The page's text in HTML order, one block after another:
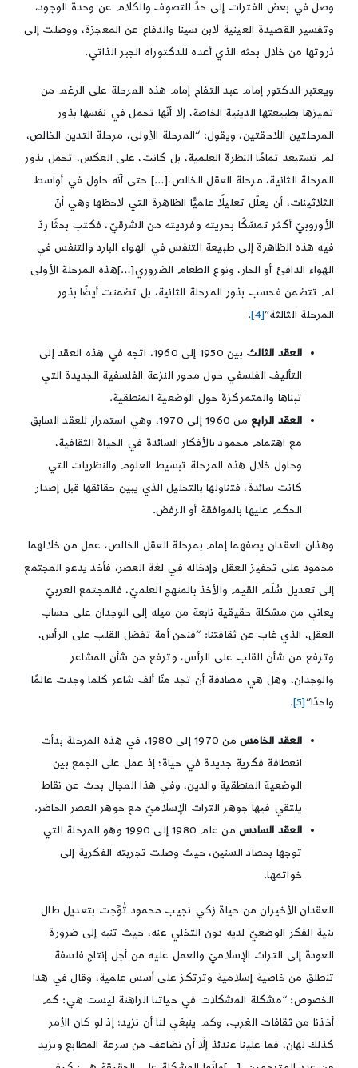
وصل في بعض الفترات إلى حدِّ التصوف والكلام عن وحدة الوجود،
وتفسير القصيدة العينية لابن سينا والدفاع عن المعجزة، ووصلت إلى
ذروتها من خلال بحثه الذي أعده للدكتوراه الجبر الذاتي.
ويعتبر الدكتور إمام عبد التفاح إمام هذه المرحلة على الرغم من
تميزها بطبيعتها الدينية الخاصة، إلا أنّها تحمل في نفسها بذور
المرحلتين اللاحقتين، ويقول: “المرحلة الأولى، مرحلة التدين الخالص،
لم تستبعد تمامًا النظرة العلمية، بل كانت، على العكس، تحمل بذور
المرحلة الثانية، مرحلة العقل الخالص،[…] حتى أنّه حاول في أواسط
الثلاثينات، أن يعلّل تعليلًا علميًّا الظاهرة التي لاحظها وهي أنّ
الأوروبيّ أكثر تمسّكًا بحريته وفرديته من الشرقيّ، فكتب بحثًا ردّ
فيه هذه الظاهرة إلى طبيعة التنفس في الهواء البارد والتنفس في
الهواء الدافئ أو الحار، ونوع الطعام الضروري[…]هذه المرحلة الأولى
لم تتضمن فحسب بذور المرحلة الثانية، بل تضمنت أيضًا بذور
المرحلة الثالثة”[4]
.
العقد الثالث
بين 1950 إلى 1960، اتجه في هذه العقد إلى
التأليف الفلسفي حول محور النزعة الفلسفية الجديدة التي
تبناها والمتمركزة حول الوضعية المنطقية.
العقد الرابع
من 1960 إلى 1970، وهي استمرار للعقد السابق
مع اهتمام محمود بالأفكار السائدة في الحياة الثقافية،
وحاول خلال هذه المرحلة تبسيط العلوم والنظريات التي
كانت سائدة، فتناولها بالتحليل الذي يبين حقائقها قبل إصدار
الحكم عليها بالموافقة أو الرفض.
وهذان العقدان يصفهما إمام بمرحلة العقل الخالص، عمل من خلالهما
محمود على تحفيز العقل وإدخاله في لغة العصر، فأخذ يدعو المجتمع
إلى تعديل سُلّم القيم والأخذ بالمنهج العلميّ، فالمجتمع العربيّ
يعاني من مشكلة حقيقية نابعة من ميله إلى الوجدان على حساب
العقل، الذي غاب عن ثقافتنا: “فنحن أمة تفضل القلب على الرأس،
وترفع من شأن القلب على الرأس، وترفع من شأن المشاعر
والوجدان، وهل هي مصادفة أن تجد منّا ألف شاعر كلما وجدت عالمًا
واحدًا”[5]
.
العقد الخامس
من 1970 إلى 1980، في هذه المرحلة بدأت
انعطافة فكرية جديدة في حياة؛ إذ عمل على الجمع بين
الوضعية المنطقية والدين، وفي هذا المجال بحث عن نقاط
يلتقي فيها جوهر التراث الإسلاميّ مع جوهر العصر الحاضر.
العقد السادس
من عام 1980 إلى 1990 وهو المرحلة التي
توجها بحصاد السنين، حيث وصلت تجربته الفكرية إلى
خواتمها.
العقدان الأخيران من حياة زكي نجيب محمود تُوِّجت بتعديل طال
بنية الفكر الوضعيّ لديه دون التخلي عنه، حيث تنبه إلى ضرورة
العودة إلى التراث الإسلاميّ والعمل عليه من أجل إنتاج فلسفة
تنطلق من خاصية إسلامية وترتكز على أسس علمية، وقال في هذا
الخصوص: “مشكلة المشكلات في حياتنا الراهنة ليست هي: كم
أخذنا من ثقافات الغرب، وكم ينبغي لنا أن نزيد؛ إذ لو كان الأمر
كذلك لهان، فما علينا عندئذ إلّا أن نضاعف من سرعة المطابع ونزيد